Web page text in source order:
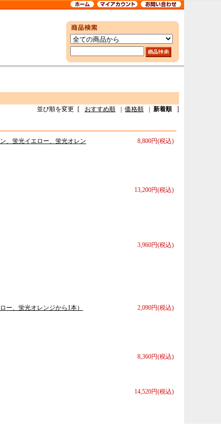
並び順を変更 [ おすすめ順 価格順 新着順
]
8,800円(税込)
蛍光イエロー、蛍光オレン
13,200円(税込)
3,960円(税込)
2,090円(税込)
、蛍光オレンジから1本）
8,360円(税込)
14,520円(税込)